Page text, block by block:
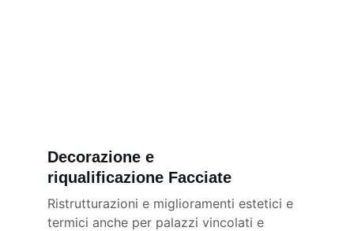
Decorazione e
riqualificazione Facciate
Ristrutturazioni e miglioramenti estetici e
termici anche per palazzi vincolati e